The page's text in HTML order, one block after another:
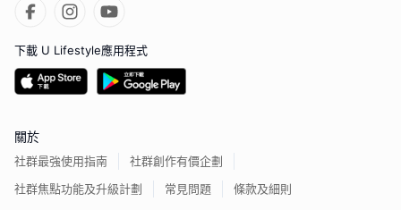
下載 U Lifestyle應用程式
關於
社群最強使用指南
社群創作有價企劃
社群焦點功能及升級計劃
常見問題 條款及細則